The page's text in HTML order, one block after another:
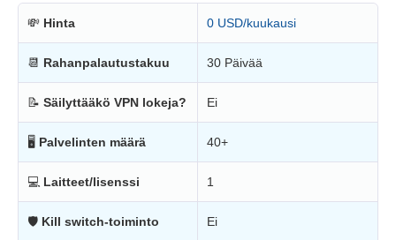
💸 Hinta 0 USD/kuukausi
📆 Rahanpalautustakuu 30 Päivää
📝 Säilyttääkö VPN lokeja? Ei
🖥 Palvelinten määrä 40+
💻 Laitteet/lisenssi 1
🛡 Kill switch-toiminto Ei